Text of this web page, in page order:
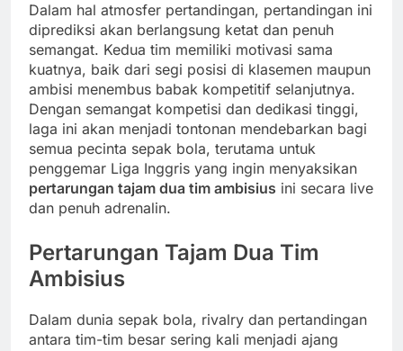
Dalam hal atmosfer pertandingan, pertandingan ini
diprediksi akan berlangsung ketat dan penuh
semangat. Kedua tim memiliki motivasi sama
kuatnya, baik dari segi posisi di klasemen maupun
ambisi menembus babak kompetitif selanjutnya.
Dengan semangat kompetisi dan dedikasi tinggi,
laga ini akan menjadi tontonan mendebarkan bagi
semua pecinta sepak bola, terutama untuk
penggemar Liga Inggris yang ingin menyaksikan
pertarungan tajam dua tim ambisius ini secara live
dan penuh adrenalin.
Pertarungan Tajam Dua Tim
Ambisius
Dalam dunia sepak bola, rivalry dan pertandingan
antara tim-tim besar sering kali menjadi ajang